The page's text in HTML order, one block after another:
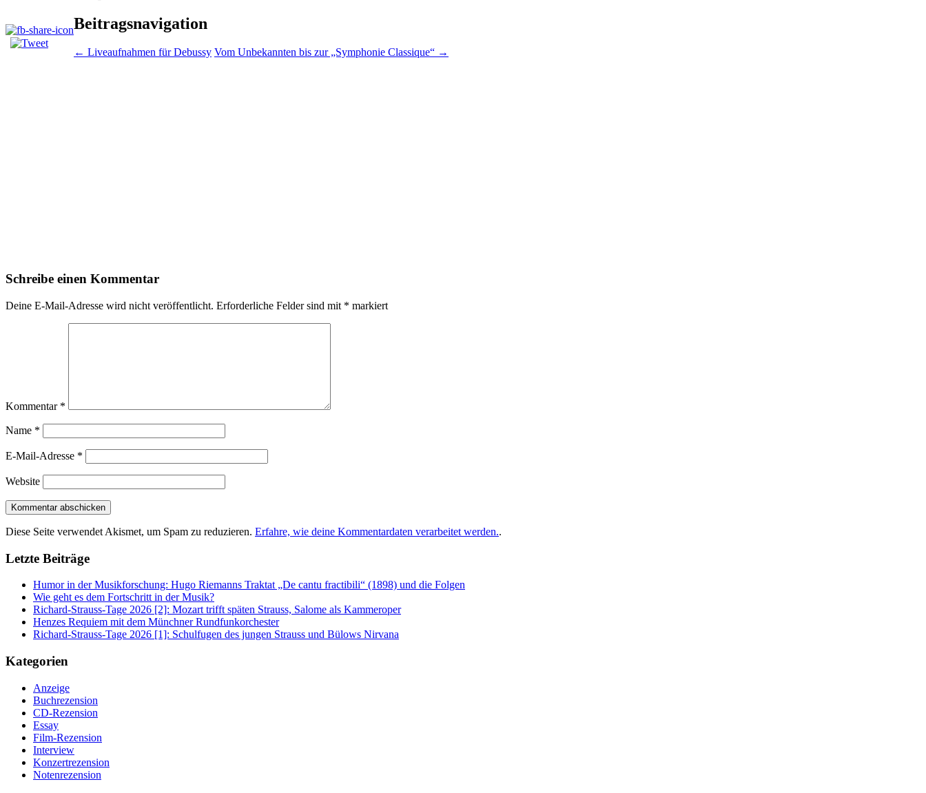
Beitragsnavigation
← Liveaufnahmen für Debussy Vom Unbekannten bis zur „Symphonie Classique“ →
Schreibe einen Kommentar
Deine E-Mail-Adresse wird nicht veröffentlicht. Erforderliche Felder sind mit * markiert
Kommentar *
Name *
E-Mail-Adresse *
Website
Diese Seite verwendet Akismet, um Spam zu reduzieren. Erfahre, wie deine Kommentardaten verarbeitet werden..
Letzte Beiträge
Humor in der Musikforschung: Hugo Riemanns Traktat „De cantu fractibili“ (1898) und die Folgen
Wie geht es dem Fortschritt in der Musik?
Richard-Strauss-Tage 2026 [2]: Mozart trifft späten Strauss, Salome als Kammeroper
Henzes Requiem mit dem Münchner Rundfunkorchester
Richard-Strauss-Tage 2026 [1]: Schulfugen des jungen Strauss und Bülows Nirvana
Kategorien
Anzeige
Buchrezension
CD-Rezension
Essay
Film-Rezension
Interview
Konzertrezension
Notenrezension